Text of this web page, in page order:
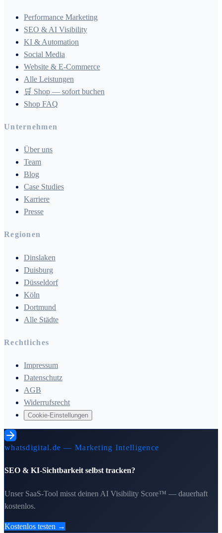
Performance Marketing
SEO & AI Visibility
KI & Automation
Social Media
Website & E-Commerce
Alle Leistungen
🛒 Shop — sofort buchen
Shop FAQ
Unternehmen
Über uns
Team
Blog
Case Studies
Karriere
Presse
Regionen
Dinslaken
Duisburg
Düsseldorf
Köln
Dortmund
Alle Städte
Rechtliches
Impressum
Datenschutz
AGB
Widerrufsrecht
Cookie-Einstellungen
whatsdigital.de — Marketing Intelligence
SEO & KI-Sichtbarkeit selbst tracken?
Unser SaaS-Tool misst deinen AI Visibility Score™ — dauerhaft
kostenlos.
Kostenlos testen →